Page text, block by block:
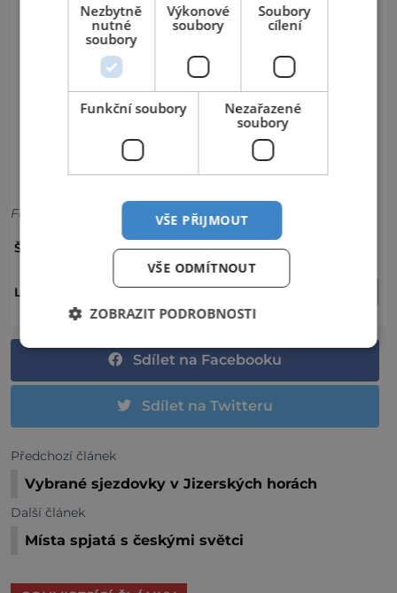
Foto:
ŠTÍTKY: KRKONOŠE SJEZDOVKA
LOKALITA: ČESKO KRÁLOVÉHRADECKÝ KRAJ
Sdílet na Facebooku
Sdílet na Twitteru
Předchozí článek
Vybrané sjezdovky v Jizerských horách
Další článek
Místa spjatá s českými světci
Nezbytně
nutné
soubory
Výkonové
soubory
Soubory
cílení
Funkční soubory
Nezařazené
soubory
VŠE PŘIJMOUT
VŠE ODMÍTNOUT
ZOBRAZIT PODROBNOSTI